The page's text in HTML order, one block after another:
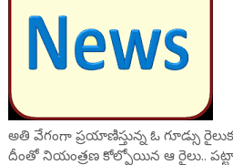
అతి వేగంగా ప్రయాణిస్తున్న ఓ గూడ్సు
దీంతో నియంత్రణ కోల్పోయిన ఆ రైలు..